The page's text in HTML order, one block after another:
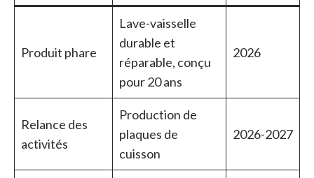
Produit phare
Lave-vaisselle
durable et
réparable, conçu
pour 20 ans
2026
Relance des
activités
Production de
plaques de
cuisson
2026-2027